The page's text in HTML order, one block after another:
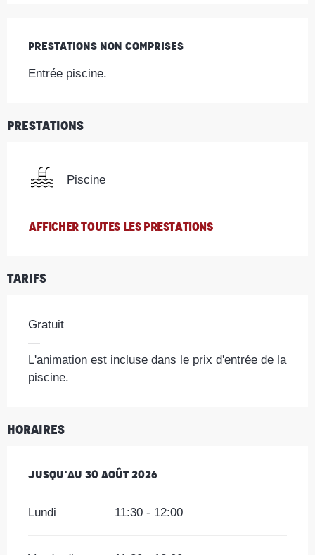
Prestations non comprises
Prestations non comprises
Entrée piscine.
Prestations
Piscine
AFFICHER TOUTES LES PRESTATIONS
Tarifs
Gratuit
—
L'animation est incluse dans le prix d'entrée de la
piscine.
Horaires
Du4 juillet 2026au30 août 2026
Jusqu'au 30 août 2026
Lundi 11:30 - 12:00